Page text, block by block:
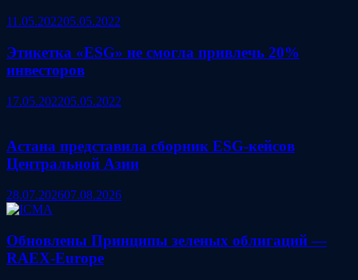
11.05.202205.05.2022
Этикетка «ESG» не смогла привлечь 20%
инвесторов
17.05.202205.05.2022
Астана представила сборник ESG‑кейсов
Центральной Азии
28.07.202607.08.2026
Обновлены Принципы зеленых облигаций —
RAEX-Europe